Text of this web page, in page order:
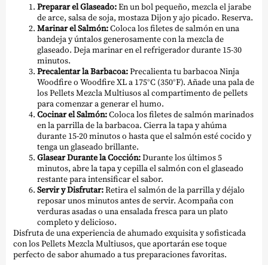
Preparar el Glaseado:En un bol pequeño, mezcla el jarabe
de arce, salsa de soja, mostaza Dijon y ajo picado. Reserva.
Marinar el Salmón:Coloca los filetes de salmón en una
bandeja y úntalos generosamente con la mezcla de
glaseado. Deja marinar en el refrigerador durante 15-30
minutos.
Precalentar la Barbacoa:Precalienta tu barbacoa Ninja
Woodfire o Woodfire XL a 175°C (350°F). Añade una pala de
los Pellets Mezcla Multiusos al compartimento de pellets
para comenzar a generar el humo.
Cocinar el Salmón:Coloca los filetes de salmón marinados
en la parrilla de la barbacoa. Cierra la tapa y ahúma
durante 15-20 minutos o hasta que el salmón esté cocido y
tenga un glaseado brillante.
Glasear Durante la Cocción:Durante los últimos 5
minutos, abre la tapa y cepilla el salmón con el glaseado
restante para intensificar el sabor.
Servir y Disfrutar:Retira el salmón de la parrilla y déjalo
reposar unos minutos antes de servir. Acompaña con
verduras asadas o una ensalada fresca para un plato
completo y delicioso.
Disfruta de una experiencia de ahumado exquisita y sofisticada
con los Pellets Mezcla Multiusos, que aportarán ese toque
perfecto de sabor ahumado a tus preparaciones favoritas.